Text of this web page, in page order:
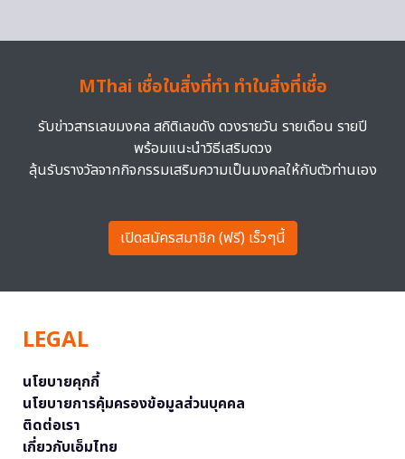
MThai เชื่อในสิ่งที่ทำ ทำในสิ่งที่เชื่อ
รับข่าวสารเลขมงคล สถิติเลขดัง ดวงรายวัน รายเดือน รายปี
พร้อมแนะนำวิธีเสริมดวง
ลุ้นรับรางวัลจากกิจกรรมเสริมความเป็นมงคลให้กับตัวท่านเอง
เปิดสมัครสมาชิก (ฟรี) เร็วๆนี้
LEGAL
นโยบายคุกกี้
นโยบายการคุ้มครองข้อมูลส่วนบุคคล
ติดต่อเรา
เกี่ยวกับเอ็มไทย